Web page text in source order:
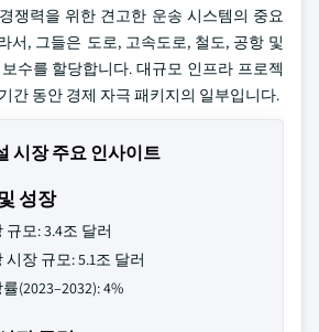
쟁력을 위한 견고한 운송 시스템의 중요
서, 그들은 도로, 고속도로, 철도, 공항 및
수를 할당합니다. 대규모 인프라 프로젝
간 동안 경제 자극 패키지의 일부입니다.
시장 주요 인사이트
성장
규모: 3.4조 달러
시장 규모: 5.1조 달러
(2023–2032): 4%